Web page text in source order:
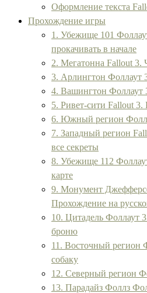
Оформление текста
Прохождение игры
1. Убежище 101
прокачивать в начале
2. Мегатонна Fallout 3.
3. Арлингтон Фоллаут
4. Вашингтон Фоллаут
5. Ривет-сити Fallout 3.
6. Южный регион
7. Западный регион
все секреты
8. Убежище 112
карте
9. Монумент
Прохождение на
10. Цитадель Фоллаут
броню
11. Восточный регион
собаку
12. Северный регион
13. Парадайз Фоллз